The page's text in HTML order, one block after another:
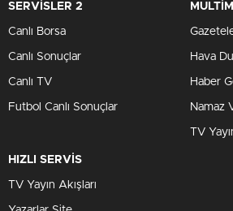
SERVİSLER 2
Canlı Borsa
Canlı Sonuçlar
Canlı TV
Futbol Canlı Sonuçlar
Hava
Haber
Namaz
TV
HIZLI SERVİS
TV Yayın Akışları